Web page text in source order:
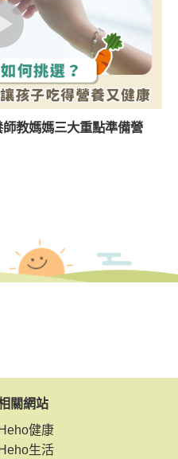
教媽媽三大重點準備營
關網站
Heho健康
Heho生活